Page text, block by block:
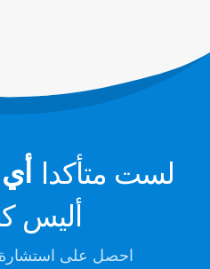
لست متأكدا
أليس
احصل على استشارة